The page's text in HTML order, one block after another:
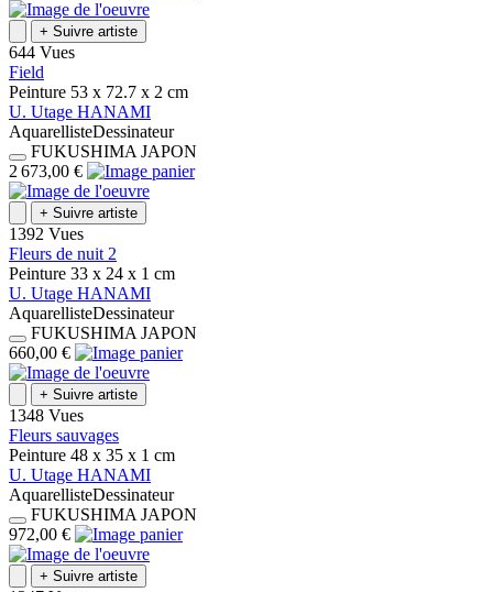
+ Suivre artiste
644 Vues
Field
Peinture 53 x 72.7 x 2 cm
U. Utage HANAMI
AquarellisteDessinateur
FUKUSHIMA JAPON
2 673,00 €
+ Suivre artiste
1392 Vues
Fleurs de nuit 2
Peinture 33 x 24 x 1 cm
U. Utage HANAMI
AquarellisteDessinateur
FUKUSHIMA JAPON
660,00 €
+ Suivre artiste
1348 Vues
Fleurs sauvages
Peinture 48 x 35 x 1 cm
U. Utage HANAMI
AquarellisteDessinateur
FUKUSHIMA JAPON
972,00 €
+ Suivre artiste